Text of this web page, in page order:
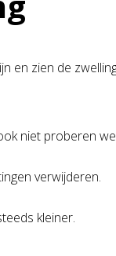
en zien de
niet proberen
verwijderen.
kleiner.